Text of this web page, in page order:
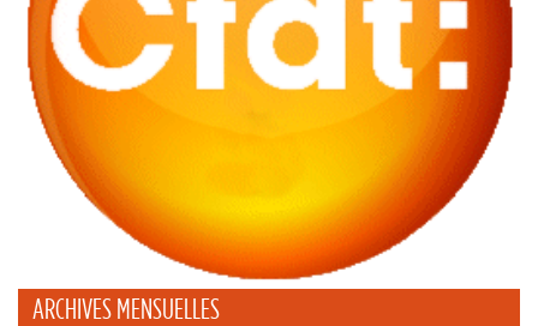
ARCHIVES MENSUELLES